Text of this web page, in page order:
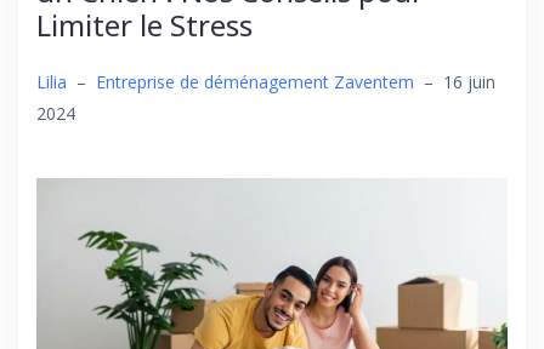
Limiter le Stress
Lilia – Entreprise de déménagement Zaventem – 16 juin
2024